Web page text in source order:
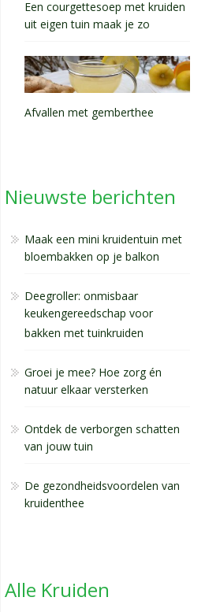
Een courgettesoep met kruiden
uit eigen tuin maak je zo
Afvallen met gemberthee
Nieuwste berichten
Maak een mini kruidentuin met
bloembakken op je balkon
Deegroller: onmisbaar
keukengereedschap voor
bakken met tuinkruiden
Groei je mee? Hoe zorg én
natuur elkaar versterken
Ontdek de verborgen schatten
van jouw tuin
De gezondheidsvoordelen van
kruidenthee
Alle Kruiden